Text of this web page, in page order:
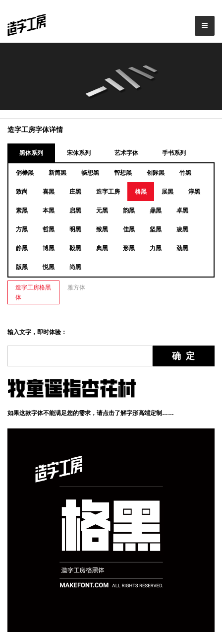
造字工房字体详情
黑体系列 宋体系列 艺术字体 手书系列
俏檐黑 新简黑 畅想黑 智想黑 创际黑 竹黑
致尚 喜黑 庄黑 造字工房 格黑 展黑 淳黑
素黑 本黑 启黑 元黑 韵黑 鼎黑 卓黑
方黑 哲黑 明黑 致黑 佳黑 坚黑 凌黑
静黑 博黑 毅黑 典黑 形黑 力黑 劲黑
版黑 悦黑 尚黑
造字工房格黑
体
雅方体
输入文字，即时体验：
如果这款字体不能满足您的需求，请点击了解字形高端定制……